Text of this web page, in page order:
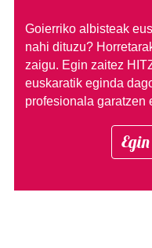
Goierriko albisteak
nahi dituzu?
zaigu. Egin zaitez
euskaratik eginda
profesionala garatzen